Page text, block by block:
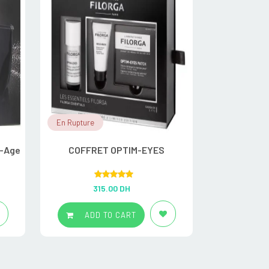
Age
En Rupture
COFFRET OPTIM-EYES
Rated 5.00
out of 5
315.00 DH
ADD TO CART